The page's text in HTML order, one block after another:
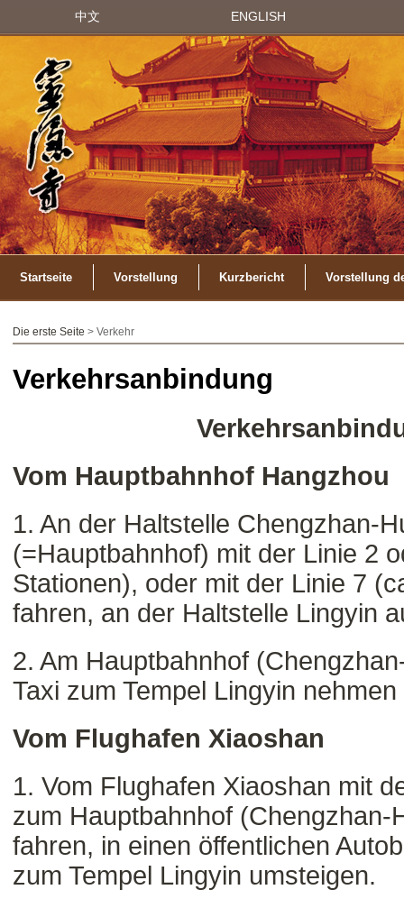
中文 ENGLISH
Startseite Vorstellung Kurzbericht Vorstellung
Die erste Seite > Verkehr
Verkehrsanbindung
Vom Hauptbahnhof Hangzhou
1. An der Haltstelle Chengzhan-
(=Hauptbahnhof) mit der Linie 2
Stationen), oder mit der Linie 7
fahren, an der Haltstelle Lingyin
2. Am Hauptbahnhof
Taxi zum Tempel Lingyin nehmen
Vom Flughafen Xiaoshan
1. Vom Flughafen Xiaoshan mit
zum Hauptbahnhof (Chengzhan-
fahren, in einen öffentlichen
zum Tempel Lingyin umsteigen.